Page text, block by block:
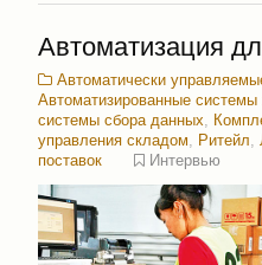
Автоматизация
Автоматически
Автоматизированные системы
системы сбора данных,
управления складом, Ритейл,
поставок
Интервью